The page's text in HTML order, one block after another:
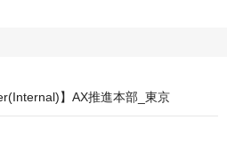
】AX推進本部_東京